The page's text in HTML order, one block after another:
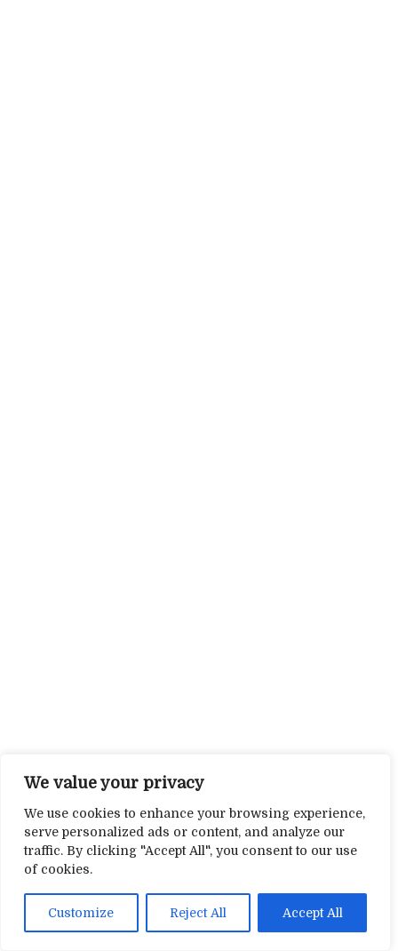
We value your privacy
We use cookies to enhance your browsing experience,
serve personalized ads or content, and analyze our
traffic. By clicking "Accept All", you consent to our use
of cookies.
Customize Reject All Accept All